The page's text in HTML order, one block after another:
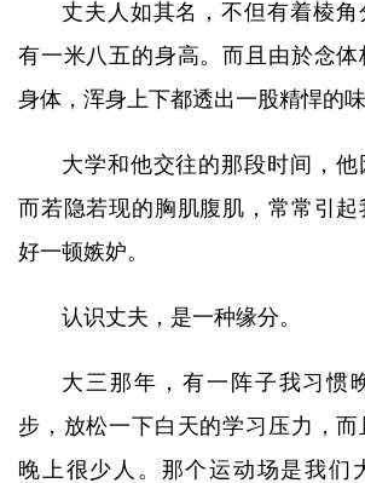
丈夫人如其名，不但有着棱
有一米八五的身高。而且由於念
身体，浑身上下都透出一股精悍的味
大学和他交往的那段时间，
而若隐若现的胸肌腹肌，常常引
好一顿嫉妒。
认识丈夫，是一种缘分。
大三那年，有一阵子我习惯
步，放松一下白天的学习压力，而
晚上很少人。那个运动场是我们